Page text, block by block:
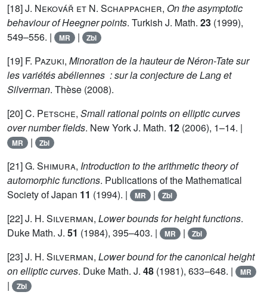
[18]J. Nekovář et N. Schappacher, On the asymptotic
behaviour of Heegner points. Turkish J. Math. 23 (1999),
549–556. |
MR | Zbl
[19] F. Pazuki, Minoration de la hauteur de Néron-Tate sur
les variétés abéliennes : sur la conjecture de Lang et
Silverman. Thèse (2008).
[20]C. Petsche, Small rational points on elliptic curves
over number fields. New York J. Math. 12 (2006), 1–14. |
MR | Zbl
[21]G. Shimura, Introduction to the arithmetic theory of
automorphic functions. Publications of the Mathematical
Society of Japan 11 (1994). | MR | Zbl
[22]J. H. Silverman, Lower bounds for height functions.
Duke Math. J. 51 (1984), 395–403. | MR | Zbl
[23]J. H. Silverman, Lower bound for the canonical height
on elliptic curves. Duke Math. J. 48 (1981), 633–648. | MR
| Zbl